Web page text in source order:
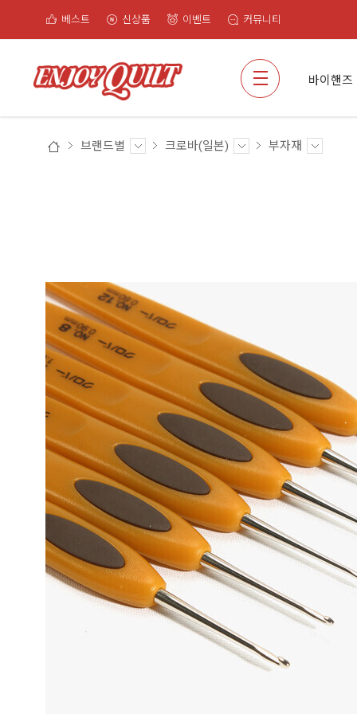
베스트 신상품 이벤트 커뮤니티
바이핸즈
브랜드별 크로바(일본) 부자재